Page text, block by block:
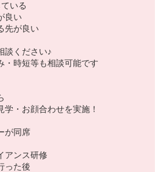
いる
良い
先が良い
談ください♪
時短等も相談可能です
・お顔合わせを実施！
が同席
アンス研修
った後